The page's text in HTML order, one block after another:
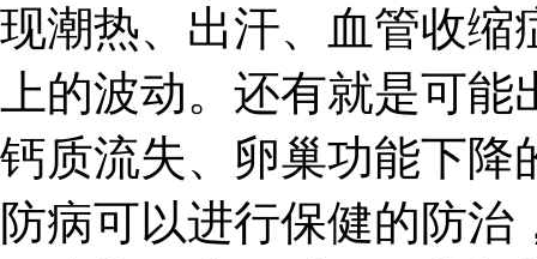
现潮热、出汗、血管收缩
上的波动。还有就是可
钙质流失、卵巢功能下降
防病可以进行保健的防